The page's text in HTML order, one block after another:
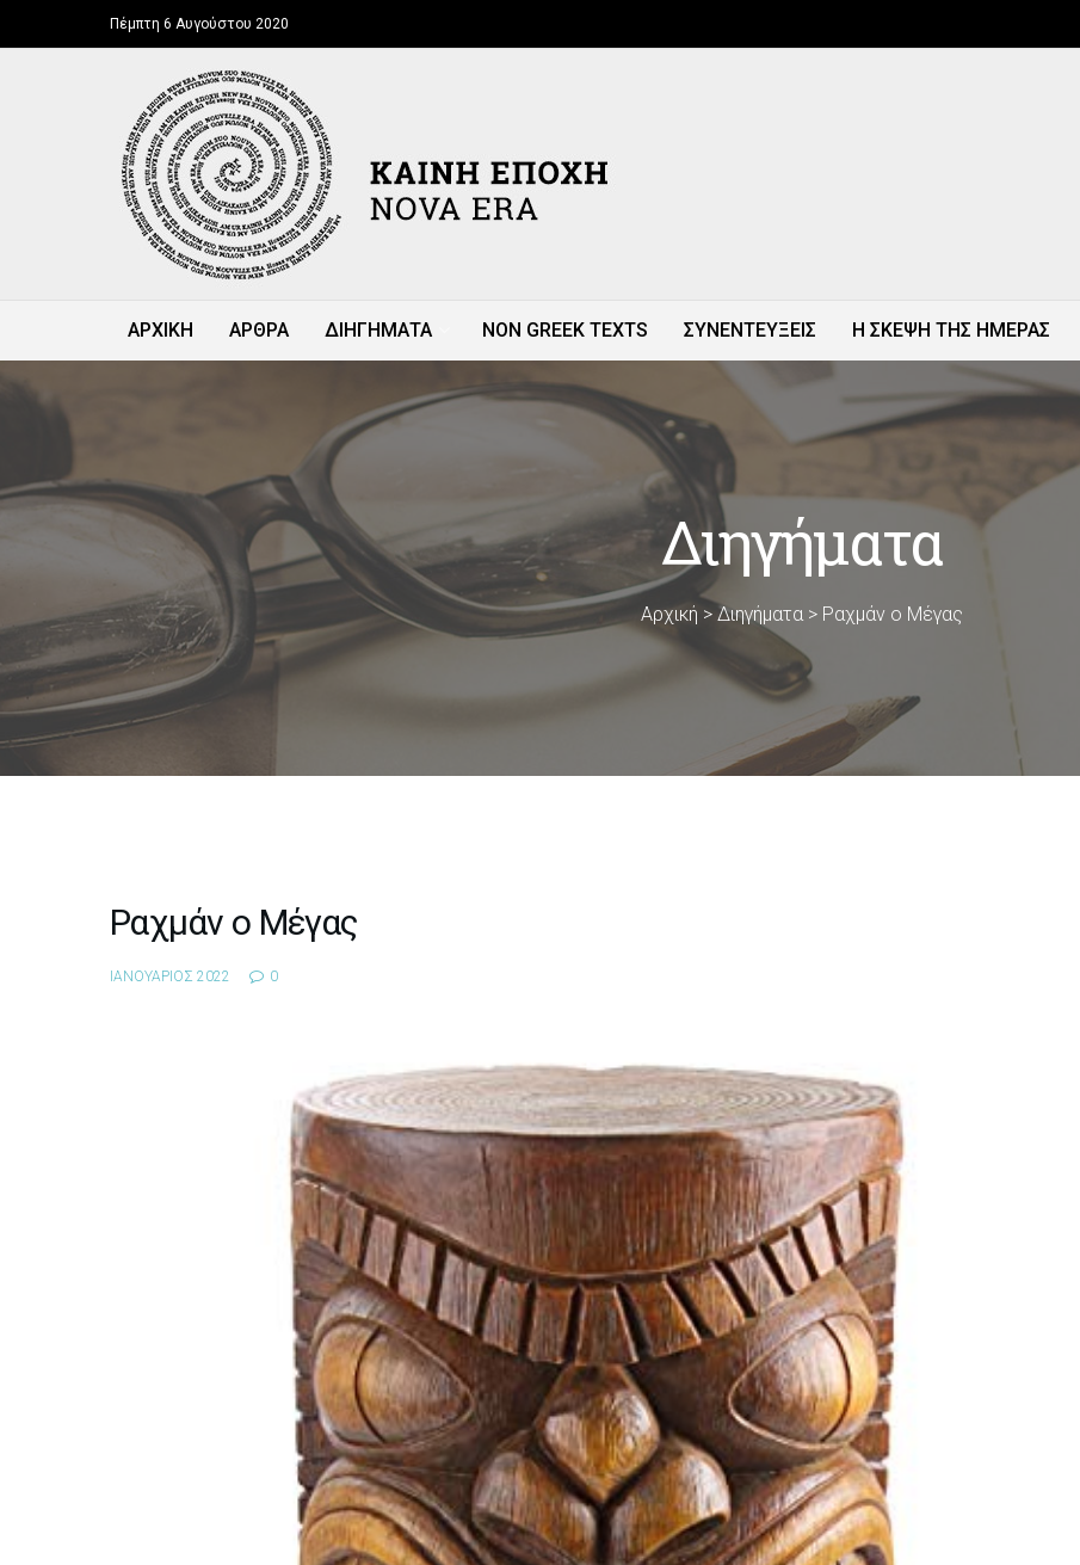
Πέμπτη 6 Αυγούστου 2020
ΑΡΧΙΚΗ ΑΡΘΡΑ ΔΙΗΓΗΜΑΤΑ NON GREEK TEXTS ΣΥΝΕΝΤΕΥΞΕΙΣ Η ΣΚΕΨΗ ΤΗΣ ΗΜΕΡΑΣ
Διηγήματα
Αρχική > Διηγήματα> Ραχμάν ο Μέγας
Ραχμάν ο Μέγας
ΙΑΝΟΥΑΡΙΟΣ 2022 0